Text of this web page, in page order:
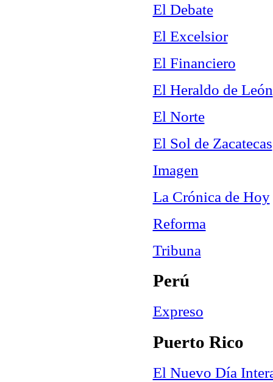
El Debate
El Excelsior
El Financiero
El Heraldo de León
El Norte
El Sol de Zacatecas
Imagen
La Crónica de Hoy
Reforma
Tribuna
Perú
Expreso
Puerto Rico
El Nuevo Día